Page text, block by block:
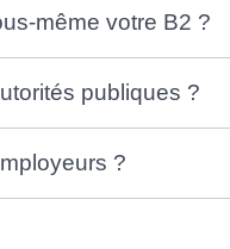
même votre B2 ?
publiques ?
?